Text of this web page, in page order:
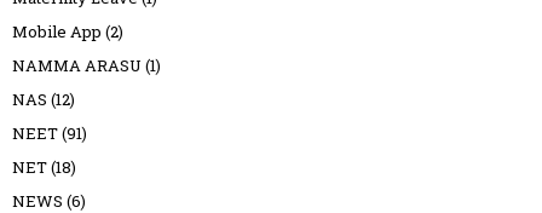
Mobile App (2)
NAMMA ARASU (1)
NAS (12)
NEET(91)
NET(18)
NEWS (6)